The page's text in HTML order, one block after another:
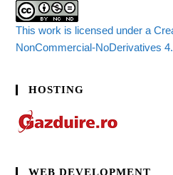
This work is licensed under a
NonCommercial-NoDerivatives
HOSTING
WEB DEVELOPMENT